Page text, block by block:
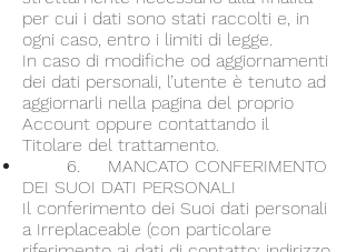
per cui i dati sono stati raccolti e, in
ogni caso, entro i limiti di legge.
In caso di modifiche od aggiornamenti
dei dati personali, l’utente è tenuto ad
aggiornarli nella pagina del proprio
Account oppure contattando il
Titolare del trattamento.
6. MANCATO CONFERIMENTO
DEI SUOI DATI PERSONALI
Il conferimento dei Suoi dati personali
a Irreplaceable (con particolare